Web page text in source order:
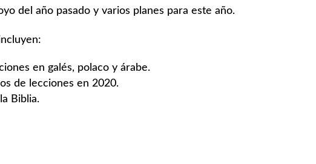
del año pasado y varios planes para este año.
en galés, polaco y árabe.
de lecciones en 2020.
Biblia.